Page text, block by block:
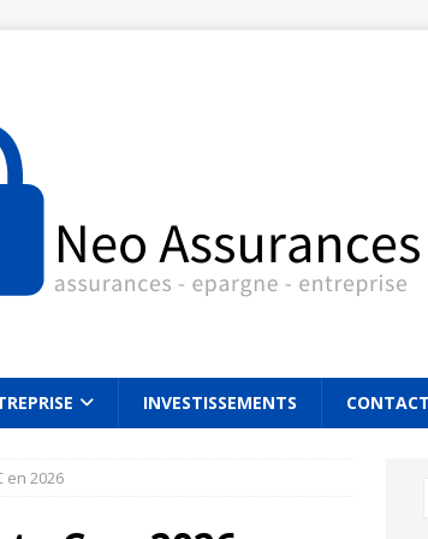
INVESTISSEMENTS
en 2026